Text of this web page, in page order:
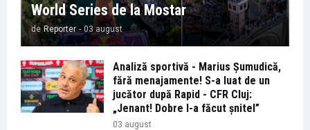
World Series de la Mostar
de Reporter - 03 august
Analiză sportivă - Marius Șumudică,
fără menajamente! S-a luat de un
jucător după Rapid - CFR Cluj:
„Jenant! Dobre l-a făcut șnitel”
03 august